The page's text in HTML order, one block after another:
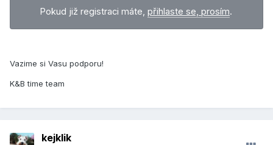
Pokud již registraci máte, přihlaste se, prosím.
Vazime si Vasu podporu!
K&B time team
kejklik